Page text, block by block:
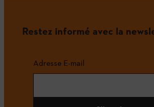
Restez informé avec la
Adresse E-mail